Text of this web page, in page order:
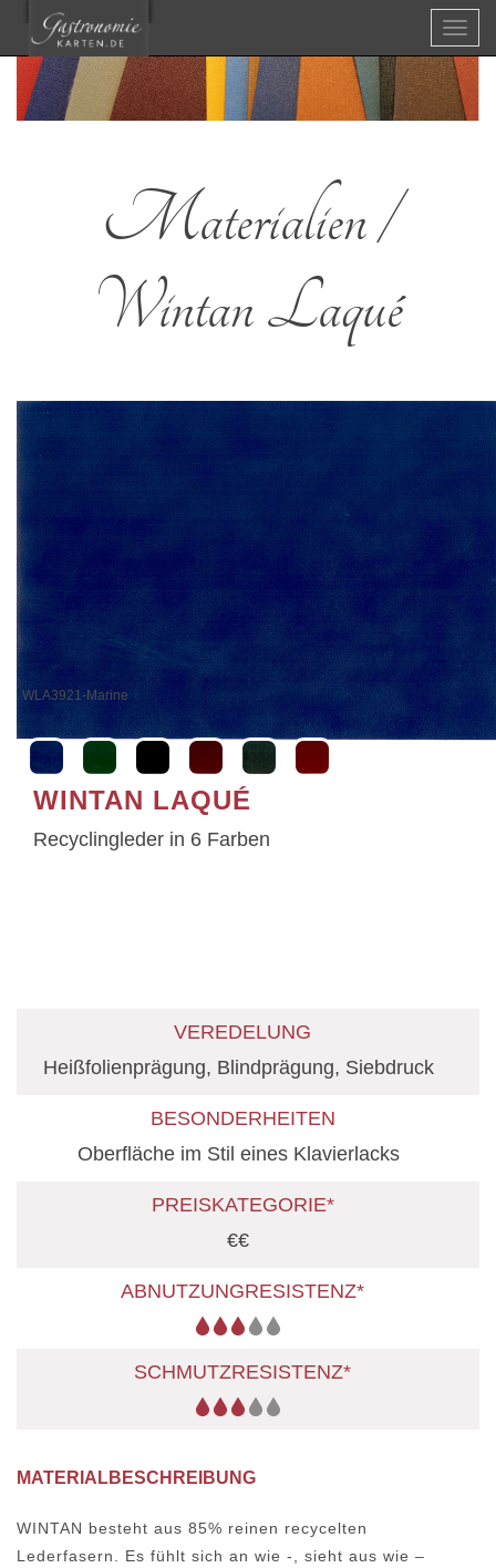
Menü
Materialien /
Wintan Laqué
WLA3931-Green
WINTAN LAQUÉ
Recyclingleder in 6 Farben
VEREDELUNG
Heißfolienprägung, Blindprägung, Siebdruck
BESONDERHEITEN
Oberfläche im Stil eines Klavierlacks
PREISKATEGORIE*
€€
ABNUTZUNGRESISTENZ*
SCHMUTZRESISTENZ*
MATERIALBESCHREIBUNG
WINTAN besteht aus 85% reinen recycelten
Lederfasern. Es fühlt sich an wie -, sieht aus wie –